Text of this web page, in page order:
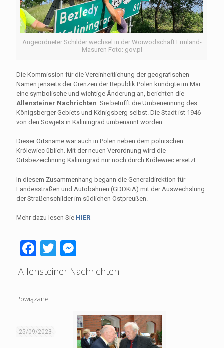
Angeordneter Schilder wechsel in der Woiwodschaft Ermland-
Masuren Foto: gov.pl
Die Kommission für die Vereinheitlichung der geografischen
Namen jenseits der Grenzen der Republik Polen kündigte im Mai
eine symbolische und wichtige Änderung an, berichten die
Allensteiner Nachrichten . Sie betrifft die Umbenennung des
Königsberger Gebiets und Königsberg selbst. Die Stadt ist 1946
von den Sowjets in Kaliningrad umbenannt worden.
Dieser Ortsname war auch in Polen neben dem polnischen
Królewiec üblich. Mit der neuen Verordnung wird die
Ortsbezeichnung Kaliningrad nur noch durch Królewiec ersetzt.
In diesem Zusammenhang begann die Generaldirektion für
Landesstraßen und Autobahnen (GDDKiA) mit der Auswechslung
der Straßenschilder im südlichen Ostpreußen.
Mehr dazu lesen Sie HIER
Facebook
TwitterMessenger
Allensteiner Nachrichten
Powiązane
25/09/2023